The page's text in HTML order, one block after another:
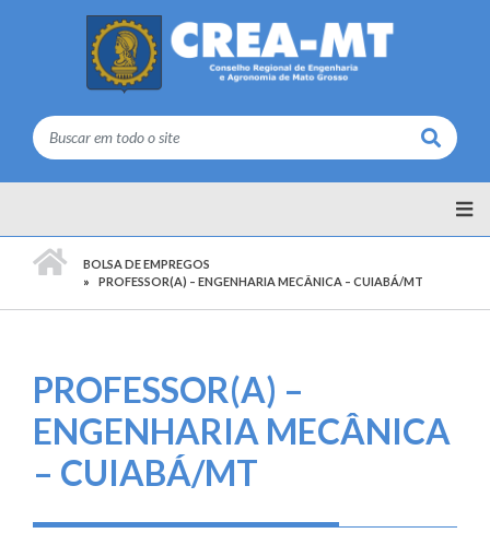
Buscar
BOLSA DE EMPREGOS
PROFESSOR(A) – ENGENHARIA MECÂNICA – CUIABÁ/MT
PROFESSOR(A) –
ENGENHARIA MECÂNICA
– CUIABÁ/MT